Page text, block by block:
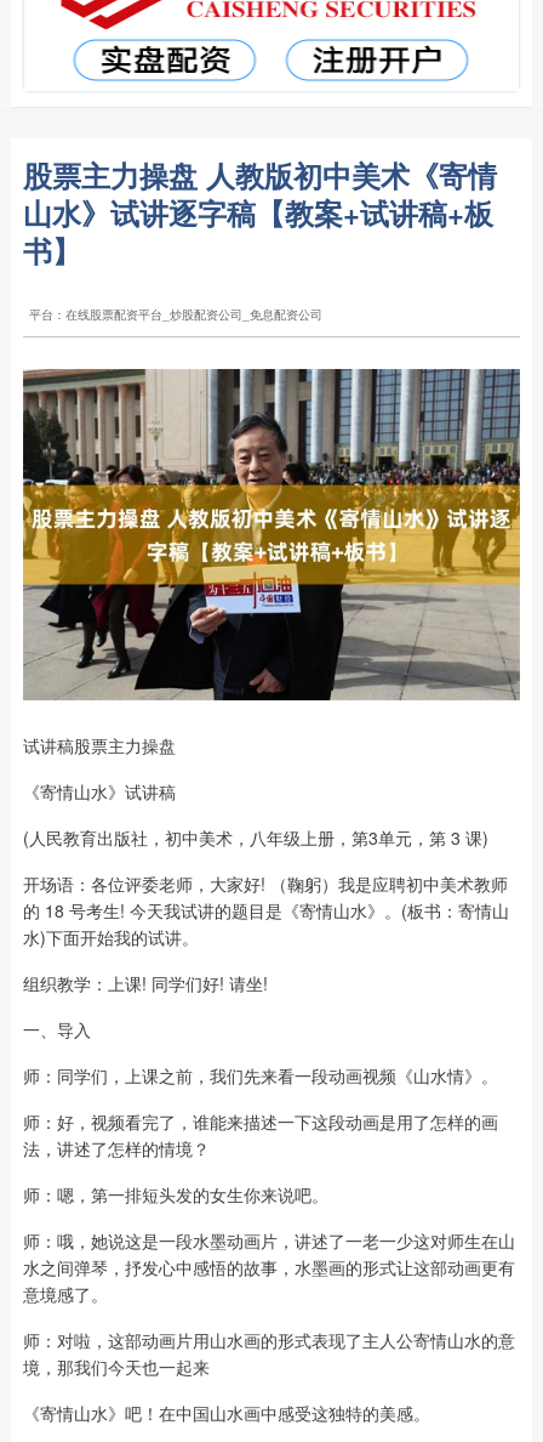
股票主力操盘 人教版初中美术《寄情
山水》试讲逐字稿【教案+试讲稿+板
书】
平台：在线股票配资平台_炒股配资公司_免息配资公司
试讲稿股票主力操盘
《寄情山水》试讲稿
(人民教育出版社，初中美术，八年级上册，第3单元，第 3 课)
开场语：各位评委老师，大家好! （鞠躬）我是应聘初中美术教师
的 18 号考生! 今天我试讲的题目是《寄情山水》。(板书：寄情山
水)下面开始我的试讲。
组织教学：上课! 同学们好! 请坐!
一、导入
师：同学们，上课之前，我们先来看一段动画视频《山水情》。
师：好，视频看完了，谁能来描述一下这段动画是用了怎样的画
法，讲述了怎样的情境？
师：嗯，第一排短头发的女生你来说吧。
师：哦，她说这是一段水墨动画片，讲述了一老一少这对师生在山
水之间弹琴，抒发心中感悟的故事，水墨画的形式让这部动画更有
意境感了。
师：对啦，这部动画片用山水画的形式表现了主人公寄情山水的意
境，那我们今天也一起来
《寄情山水》吧！在中国山水画中感受这独特的美感。